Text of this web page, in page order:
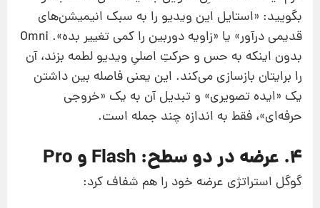
بگویید: «استایل این ویدیو را به سبک انیمیشن‌های
قدیمی درآور» یا «زاویه دوربین را کمی تغییر بده». Omni
بدون اینکه به حس و حرکتِ اصلیِ ویدیو لطمه بزند، آن
را برایتان بازسازی می‌کند. این یعنی فاصله بین داشتن
یک «ایده‌ تصویری» و تبدیل آن به یک «خروجی
حرفه‌ای»، فقط به اندازه‌ چند جمله است.
۴. عرضه در دو سطح: Flash و Pro
گوگل استراتژی عرضه خود را هم شفاف کرد: